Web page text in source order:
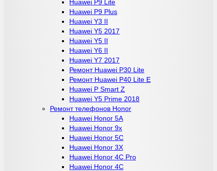
Huawei P9 Lite
Huawei P9 Plus
Huawei Y3 II
Huawei Y5 2017
Huawei Y5 II
Huawei Y6 II
Huawei Y7 2017
Ремонт Huawei P30 Lite
Ремонт Huawei P40 Lite E
Huawei P Smart Z
Huawei Y5 Prime 2018
Ремонт телефонов Honor
Huawei Honor 5A
Huawei Honor 9x
Huawei Honor 5C
Huawei Honor 3X
Huawei Honor 4C Pro
Huawei Honor 4C